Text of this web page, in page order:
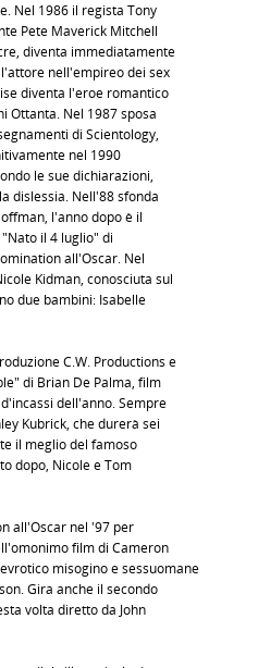
Nel 1986 il regista Tony
Pete Maverick Mitchell
diventa immediatamente
nell'empireo dei sex
diventa l'eroe romantico
Ottanta. Nel 1987 sposa
di Scientology,
nel 1990
le sue dichiarazioni,
dislessia. Nell'88 sfonda
l'anno dopo è il
il 4 luglio" di
all'Oscar. Nel
Kidman, conosciuta sul
due bambini: Isabelle
C.W. Productions e
di Brian De Palma, film
dell'anno. Sempre
Kubrick, che durerà sei
il meglio del famoso
dopo, Nicole e Tom
all'Oscar nel '97 per
film di Cameron
misogino e sessuomane
Gira anche il secondo
volta diretto da John